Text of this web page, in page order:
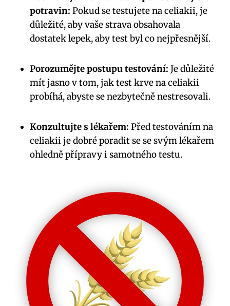
potravin: Pokud se testujete na celiakii, je
důležité, aby vaše strava obsahovala
dostatek lepek, aby test byl co nejpřesnější.
Porozumějte postupu testování: Je důležité
mít jasno v tom, jak test krve na celiakii
probíhá, abyste se nezbytečně nestresovali.
Konzultujte s lékařem: Před testováním na
celiakii je dobré poradit se se svým lékařem
ohledně přípravy i samotného testu.